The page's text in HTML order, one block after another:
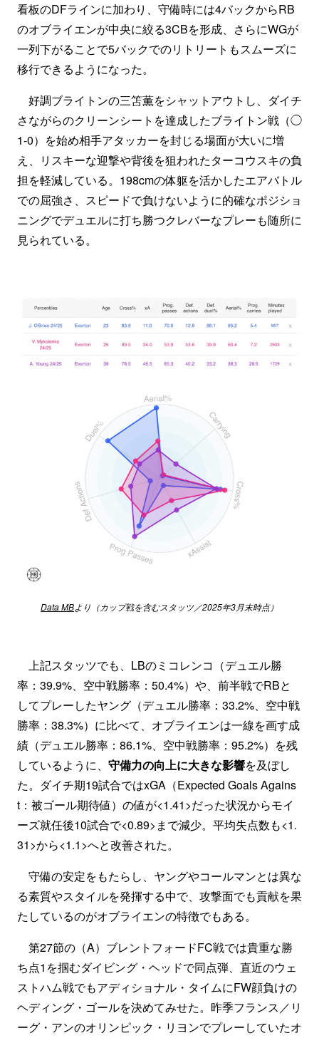
看板のDFラインに加わり、守備時には4バックからRB
のオブライエンが中央に絞る3CBを形成、さらにWGが
一列下がることで5バックでのリトリートもスムーズに
移行できるようになった。
好調ブライトンの三笘薫をシャットアウトし、ダイチ
さながらのクリーンシートを達成したブライトン戦（◯
1-0）を始め相手アタッカーを封じる場面が大いに増
え、リスキーな迎撃や背後を狙われたターコウスキの負
担を軽減している。198cmの体躯を活かしたエアバトル
での屈強さ、スピードで負けないように的確なポジショ
ニングでデュエルに打ち勝つクレバーなプレーも随所に
見られている。
Data MBより（カップ戦を含むスタッツ／2025年3月末時点）
上記スタッツでも、LBのミコレンコ（デュエル勝
率：39.9%、空中戦勝率：50.4%）や、前半戦でRBと
してプレーしたヤング（デュエル勝率：33.2%、空中戦
勝率：38.3%）に比べて、オブライエンは一線を画す成
績（デュエル勝率：86.1%、空中戦勝率：95.2%）を残
しているように、 守備力の向上に大きな影響を及ぼし
た。ダイチ期19試合ではxGA（Expected Goals Agains
t：被ゴール期待値）の値が<1.41>だった状況からモイ
ーズ就任後10試合で<0.89>まで減少。平均失点数も<1.
31>から<1.1>へと改善された。
守備の安定をもたらし、ヤングやコールマンとは異な
る素質やスタイルを発揮する中で、攻撃面でも貢献を果
たしているのがオブライエンの特徴でもある。
第27節の（A）ブレントフォードFC戦では貴重な勝
ち点1を掴むダイビング・ヘッドで同点弾、直近のウェ
ストハム戦でもアディショナル・タイムにFW顔負けの
ヘディング・ゴールを決めてみせた。昨季フランス／リ
ーグ・アンのオリンピック・リヨンでプレーしていたオ